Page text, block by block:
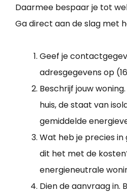
Daarmee bespaar je tot
Ga direct aan de slag met
Geef je
adresgegevens op
Beschrijf jouw
huis, de staat van
gemiddelde
Wat heb je precies in
dit het met de
energieneutrale
Dien de aanvraag in.